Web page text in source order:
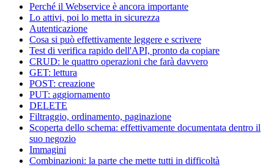
Perché il Webservice è ancora importante
Lo attivi, poi lo metta in sicurezza
Autenticazione
Cosa si può effettivamente leggere e scrivere
Test di verifica rapido dell'API, pronto da copiare
CRUD: le quattro operazioni che farà davvero
GET: lettura
POST: creazione
PUT: aggiornamento
DELETE
Filtraggio, ordinamento, paginazione
Scoperta dello schema: effettivamente documentata dentro il
suo negozio
Immagini
Combinazioni: la parte che mette tutti in difficoltà